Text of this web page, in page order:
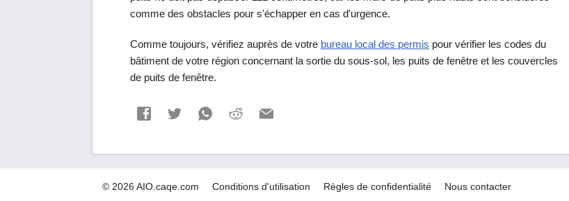
comme des obstacles pour s'échapper en cas d'urgence.
Comme toujours, vérifiez auprès de votre bureau local des permis pour vérifier les codes du
bâtiment de votre région concernant la sortie du sous-sol, les puits de fenêtre et les couvercles
de puits de fenêtre.
© 2026 AIO.caqe.com Conditions d'utilisation Règles de confidentialité Nous contacter